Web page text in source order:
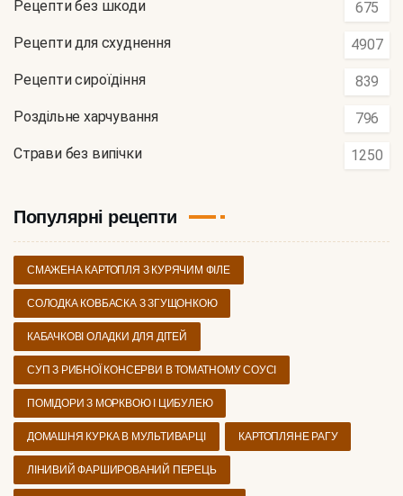
Рецепти без шкоди 675
Рецепти для схуднення 4907
Рецепти сироїдіння 839
Роздільне харчування 796
Страви без випічки 1250
Популярні рецепти
СМАЖЕНА КАРТОПЛЯ З КУРЯЧИМ ФІЛЕ
СОЛОДКА КОВБАСКА З ЗГУЩОНКОЮ
КАБАЧКОВІ ОЛАДКИ ДЛЯ ДІТЕЙ
СУП З РИБНОЇ КОНСЕРВИ В ТОМАТНОМУ СОУСІ
ПОМІДОРИ З МОРКВОЮ І ЦИБУЛЕЮ
ДОМАШНЯ КУРКА В МУЛЬТИВАРЦІ КАРТОПЛЯНЕ РАГУ
ЛІНИВИЙ ФАРШИРОВАНИЙ ПЕРЕЦЬ